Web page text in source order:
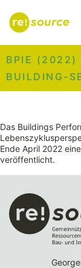
BPIE (2022)
BUILDING-
Das Buildings
Ende April 2022
veröffentlicht.